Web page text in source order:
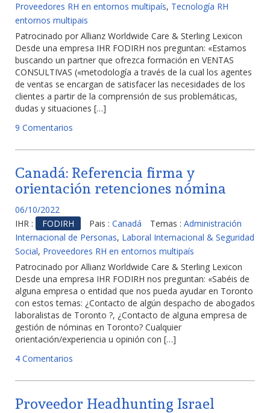
Proveedores RH en entornos multipaís, Tecnología RH
entornos multipais
Patrocinado por Allianz Worldwide Care & Sterling Lexicon
Desde una empresa IHR FODIRH nos preguntan: «Estamos
buscando un partner que ofrezca formación en VENTAS
CONSULTIVAS («metodología a través de la cual los agentes
de ventas se encargan de satisfacer las necesidades de los
clientes a partir de la comprensión de sus problemáticas,
dudas y situaciones […]
9 Comentarios
Canadá: Referencia firma y
orientación retenciones nómina
06/10/2022
IHR :
FODIRH Pais : Canadá Temas : Administración
Internacional de Personas, Laboral Internacional & Seguridad
Social, Proveedores RH en entornos multipaís
Patrocinado por Allianz Worldwide Care & Sterling Lexicon
Desde una empresa IHR FODIRH nos preguntan: «Sabéis de
alguna empresa o entidad que nos pueda ayudar en Toronto
con estos temas: ¿Contacto de algún despacho de abogados
laboralistas de Toronto ?, ¿Contacto de alguna empresa de
gestión de nóminas en Toronto? Cualquier
orientación/experiencia u opinión con […]
4 Comentarios
Proveedor Headhunting Israel